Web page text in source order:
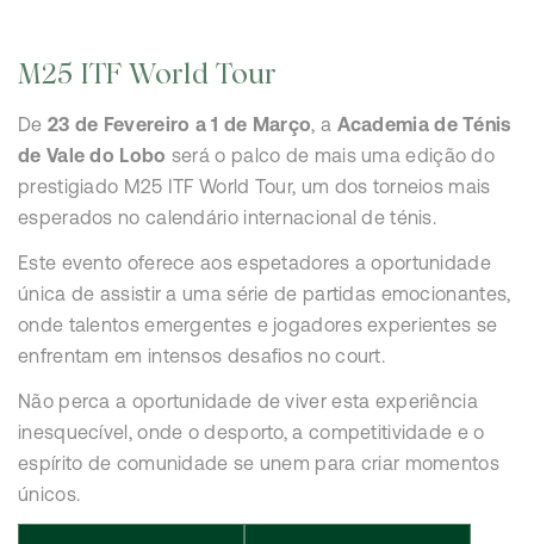
M25 ITF World Tour
De 23 de Fevereiro a 1 de Março, a Academia de Ténis
de Vale do Lobo será o palco de mais uma edição do
prestigiado M25 ITF World Tour, um dos torneios mais
esperados no calendário internacional de ténis.
Este evento oferece aos espetadores a oportunidade
única de assistir a uma série de partidas emocionantes,
onde talentos emergentes e jogadores experientes se
enfrentam em intensos desafios no court.
Não perca a oportunidade de viver esta experiência
inesquecível, onde o desporto, a competitividade e o
espírito de comunidade se unem para criar momentos
únicos.